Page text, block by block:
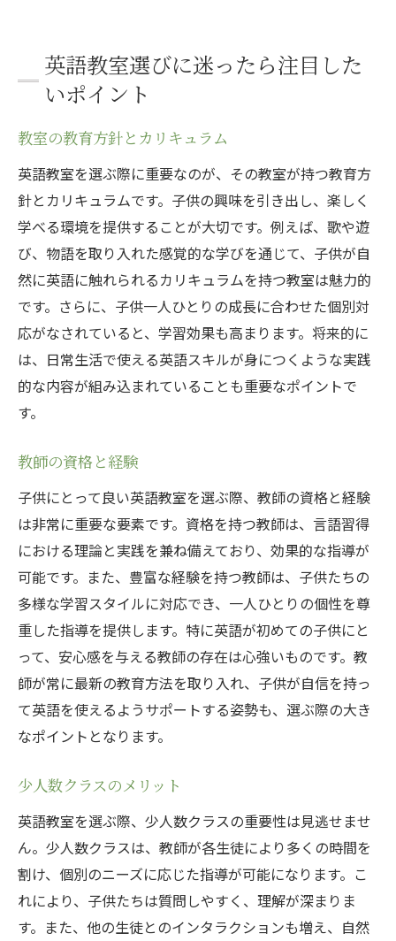
英語教室選びに迷ったら注目した
いポイント
教室の教育方針とカリキュラム
英語教室を選ぶ際に重要なのが、その教室が持つ教育方
針とカリキュラムです。子供の興味を引き出し、楽しく
学べる環境を提供することが大切です。例えば、歌や遊
び、物語を取り入れた感覚的な学びを通じて、子供が自
然に英語に触れられるカリキュラムを持つ教室は魅力的
です。さらに、子供一人ひとりの成長に合わせた個別対
応がなされていると、学習効果も高まります。将来的に
は、日常生活で使える英語スキルが身につくような実践
的な内容が組み込まれていることも重要なポイントで
す。
教師の資格と経験
子供にとって良い英語教室を選ぶ際、教師の資格と経験
は非常に重要な要素です。資格を持つ教師は、言語習得
における理論と実践を兼ね備えており、効果的な指導が
可能です。また、豊富な経験を持つ教師は、子供たちの
多様な学習スタイルに対応でき、一人ひとりの個性を尊
重した指導を提供します。特に英語が初めての子供にと
って、安心感を与える教師の存在は心強いものです。教
師が常に最新の教育方法を取り入れ、子供が自信を持っ
て英語を使えるようサポートする姿勢も、選ぶ際の大き
なポイントとなります。
少人数クラスのメリット
英語教室を選ぶ際、少人数クラスの重要性は見逃せませ
ん。少人数クラスは、教師が各生徒により多くの時間を
割け、個別のニーズに応じた指導が可能になります。こ
れにより、子供たちは質問しやすく、理解が深まりま
す。また、他の生徒とのインタラクションも増え、自然